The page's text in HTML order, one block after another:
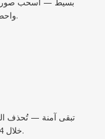
واحصل على المخرج جاهزاً.
مخرجات KWD خلال 24 ساعة.